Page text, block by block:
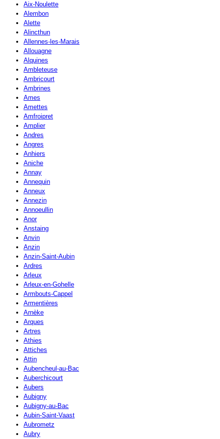
Aix-Noulette
Alembon
Alette
Alincthun
Allennes-les-Marais
Allouagne
Alquines
Ambleteuse
Ambricourt
Ambrines
Ames
Amettes
Amfroipret
Amplier
Andres
Angres
Anhiers
Aniche
Annay
Annequin
Anneux
Annezin
Annoeullin
Anor
Anstaing
Anvin
Anzin
Anzin-Saint-Aubin
Ardres
Arleux
Arleux-en-Gohelle
Armbouts-Cappel
Armentières
Arnèke
Arques
Artres
Athies
Attiches
Attin
Aubencheul-au-Bac
Auberchicourt
Aubers
Aubigny
Aubigny-au-Bac
Aubin-Saint-Vaast
Aubrometz
Aubry